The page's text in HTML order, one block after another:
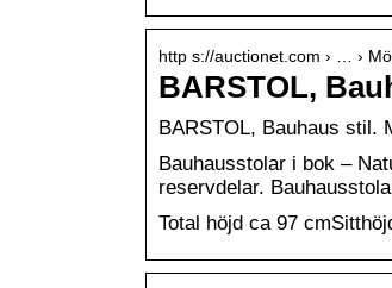
http s://auctionet.com › … ›
BARSTOL,
BARSTOL, Bauhaus stil.
Bauhausstolar i bok –
reservdelar.
Total höjd ca 97